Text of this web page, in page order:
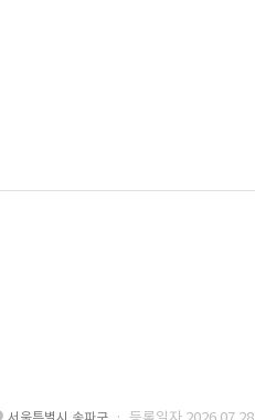
워크를 기반으로 시스템을 구축